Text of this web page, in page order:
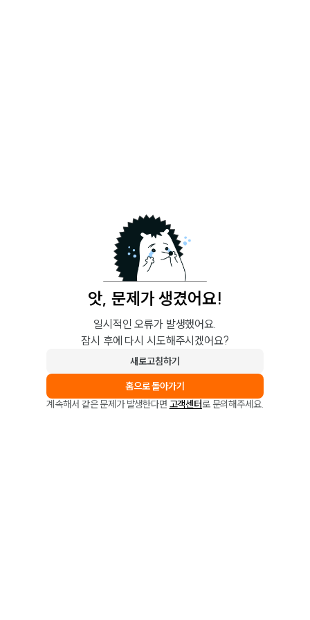
앗, 문제가 생겼어요!
일시적인 오류가 발생했어요.
잠시 후에 다시 시도해주시겠어요?
새로고침하기
홈으로 돌아가기
계속해서 같은 문제가 발생한다면 고객센터로 문의해주세요.